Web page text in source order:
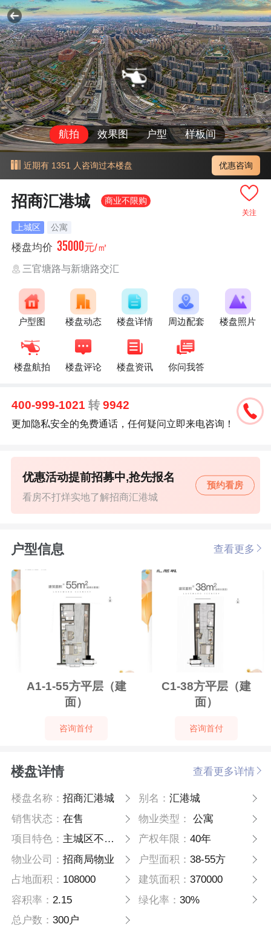
航拍 效果图 户型 样板间
近期有 1351 人咨询过本楼盘 优惠咨询
关注
招商汇港城 商业不限购
上城区 公寓
楼盘均价 35000元/㎡
三官塘路与新塘路交汇
户型图 楼盘动态 楼盘详情 周边配套 楼盘照片
楼盘航拍 楼盘评论 楼盘资讯 你问我答
400-999-1021转 9942
更加隐私安全的免费通话，任何疑问立即来电咨询！
看房不打烊实地了解招商汇港城
优惠活动提前招募中,抢先报名
预约看房
户型信息 查看更多
A1-1-55方平层（建
面）
咨询首付
C1-38方平层（建
面）
咨询首付
楼盘详情 查看更多详情
楼盘名称：招商汇港城 别名： 汇港城
销售状态：在售 物业类型：
公寓
项目特色： 主城区不限购 产权年限： 40年
物业公司：招商局物业 户型面积： 38-55方
占地面积： 108000 建筑面积： 370000
容积率： 2.15 绿化率： 30%
总户数：300户